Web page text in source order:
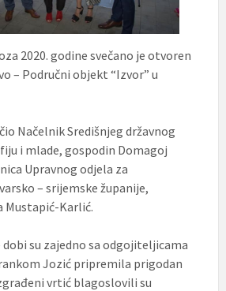
2020. godine svečano je otvoren
– Područni objekt “Izvor” u
Načelnik Središnjeg državnog
i mlade, gospodin Domagoj
Upravnog odjela za
– srijemske županije,
Mustapić-Karlić.
dobi su zajedno sa odgojiteljicama
Jozić pripremila prigodan
vrtić blagoslovili su